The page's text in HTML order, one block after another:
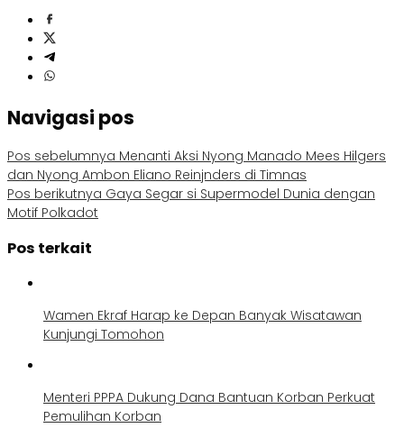
Navigasi pos
Pos sebelumnya Menanti Aksi Nyong Manado Mees Hilgers
dan Nyong Ambon Eliano Reinjnders di Timnas
Pos berikutnya Gaya Segar si Supermodel Dunia dengan
Motif Polkadot
Pos terkait
Wamen Ekraf Harap ke Depan Banyak Wisatawan
Kunjungi Tomohon
Menteri PPPA Dukung Dana Bantuan Korban Perkuat
Pemulihan Korban